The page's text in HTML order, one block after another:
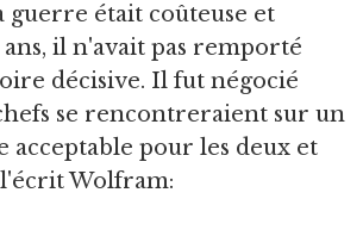
guerre était coûteuse et
il n'avait pas remporté
décisive. Il fut négocié
se rencontreraient sur un
pour les deux et
Wolfram: